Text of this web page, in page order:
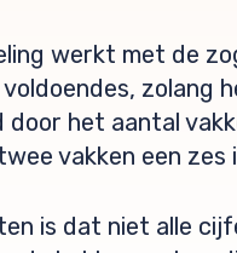
werkt met de
zolang
door het aantal
vakken een zes
is dat niet alle